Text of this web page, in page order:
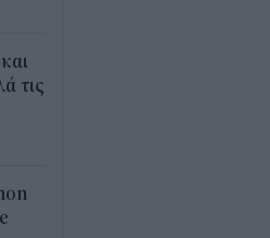
τις